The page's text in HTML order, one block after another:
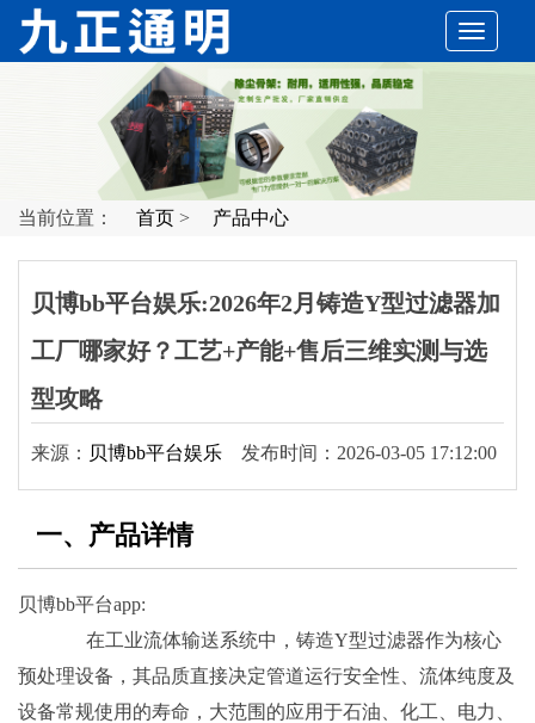
切
导
当前位置： 首页 > 产品中心
贝博bb平台娱乐:2026年2月铸造Y型过滤器加
工厂哪家好？工艺+产能+售后三维实测与选
型攻略
来源： 贝博bb平台娱乐 发布时间：2026-03-05 17:12:00
一、产品详情
贝博bb平台app:
在工业流体输送系统中，铸造Y型过滤器作为核心
预处理设备，其品质直接决定管道运行安全性、流体纯度及
设备常规使用的寿命，大范围的应用于石油、化工、电力、